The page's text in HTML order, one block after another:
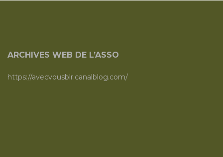
ARCHIVES WEB DE L’ASSO
https://avecvousblr.canalblog.com/